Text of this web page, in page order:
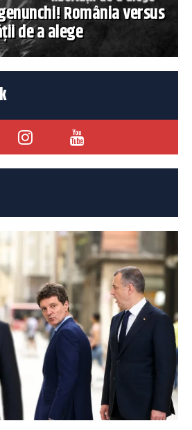
România versus
de a alege